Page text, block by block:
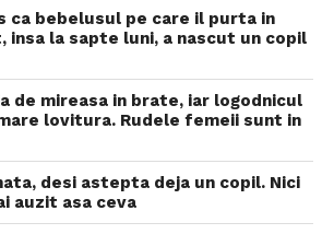
ca bebelusul pe care il purta in
insa la sapte luni, a nascut un copil
de mireasa in brate, iar logodnicul
lovitura. Rudele femeii sunt in
desi astepta deja un copil. Nici
auzit asa ceva